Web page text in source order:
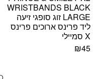
WRISTBANDS BLACK
LARGE זוג סופגי זיעה
ליד פרינס ארוכים פרינס
X סמיילי
₪45